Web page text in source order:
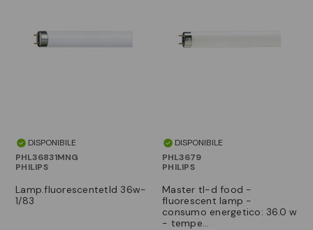
DISPONIBILE
PHL36831MNG
PHILIPS
lamp.fluorescentetld 36w-
1/83
DISPONIBILE
PHL3679
PHILIPS
master tl-d food -
fluorescent lamp -
consumo energetico: 36.0 w
- tempe…